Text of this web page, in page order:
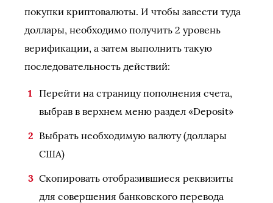
покупки криптовалюты. И чтобы завести туда
доллары, необходимо получить 2 уровень
верификации, а затем выполнить такую
последовательность действий:
Перейти на страницу пополнения счета,
выбрав в верхнем меню раздел «Deposit»
Выбрать необходимую валюту (доллары
США)
Скопировать отобразившиеся реквизиты
для совершения банковского перевода